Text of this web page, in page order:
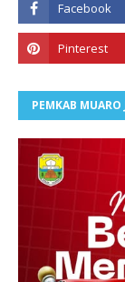
PEMKAB MUARO